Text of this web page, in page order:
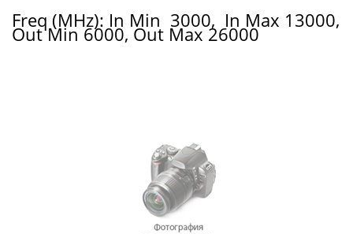
Freq (MHz): In Min 3000, In Max 13000,
Out Min 6000, Out Max 26000